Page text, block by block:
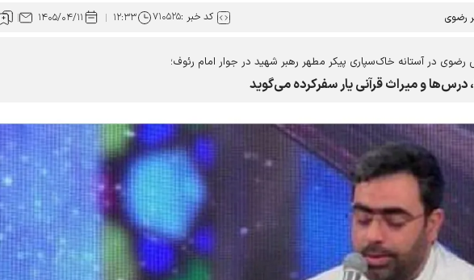
رضوی کد خبر :۷۱۰۵۲۵ ۱۲:۳۳ ۱۴۰۵/۰۴/۱۱
در آستانه خاک‌سپاری پیکر مطهر رهبر شهید در جوار امام رئوف؛
درس‌ها و میراث قرآنی یار سفرکرده می‌گوید